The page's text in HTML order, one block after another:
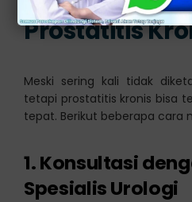
Prostatitis
Meski sering kali tidak
tetapi prostatitis kronis bisa
tepat. Berikut beberapa cara
1. Konsultasi
Spesialis Urologi